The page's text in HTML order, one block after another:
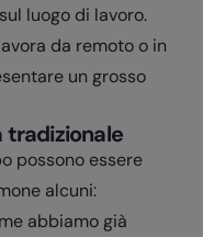
luogo di lavoro.
da remoto o in
un grosso
tradizionale
possono essere
alcuni:
abbiamo già